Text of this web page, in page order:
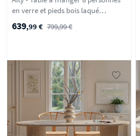
en verre et pieds bois laqué
639,99 € 799,99 €